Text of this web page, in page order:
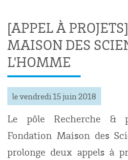
[APPEL À
MAISON DES
L'HOMME
le vendredi 15 juin 2018
Le pôle Recherche &
Fondation Maison des
prolonge deux appels à